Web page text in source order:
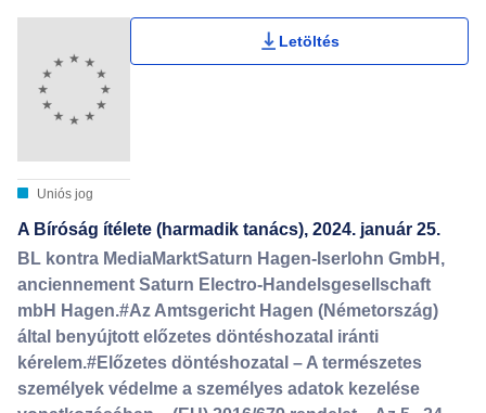
Uniós jog
Letöltés
A Bíróság ítélete (harmadik tanács), 2024. január 25.
BL kontra MediaMarktSaturn Hagen-Iserlohn GmbH,
anciennement Saturn Electro-Handelsgesellschaft
mbH Hagen.#Az Amtsgericht Hagen (Németország)
által benyújtott előzetes döntéshozatal iránti
kérelem.#Előzetes döntéshozatal – A természetes
személyek védelme a személyes adatok kezelése